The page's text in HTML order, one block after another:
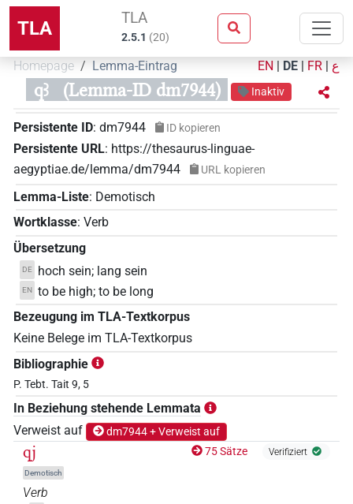
TLA TLA
2.5.1 (20)
Homepage Lemma-Eintrag EN | DE | FR | ع
qꜣ (Lemma-ID dm7944) Inaktiv
Persistente ID: dm7944 ID kopieren
Persistente URL: https://thesaurus-linguae-
aegyptiae.de/lemma/dm7944
URL kopieren
Lemma-Liste: Demotisch
Wortklasse: Verb
Übersetzung
DE hoch sein; lang sein
EN to be high; to be long
Bezeugung im TLA-Textkorpus
Keine Belege im TLA-Textkorpus
Bibliographie
P. Tebt. Tait 9, 5
In Beziehung stehende Lemmata
Verweist auf
dm7944 + Verweist auf
qj
Demotisch
75 Sätze Verifiziert
Verb